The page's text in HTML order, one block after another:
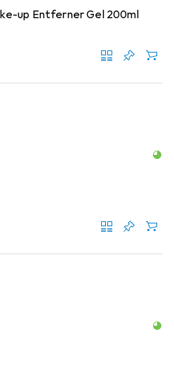
up Entferner Gel 200ml